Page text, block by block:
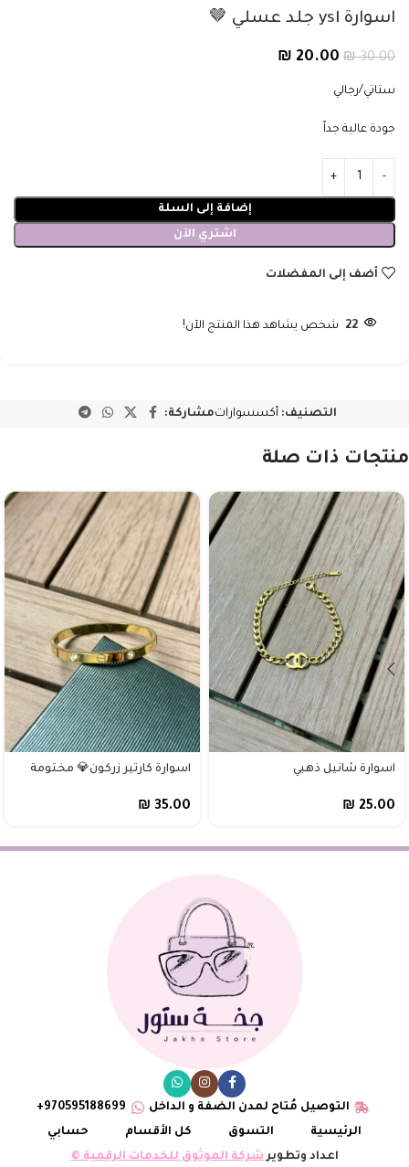
اسوارة ysl جلد عسلي 🤎
₪30.00
₪ 20.00
ستاتي/رجالي
جودة عالية جداً
إضافة إلى السلة
اشتري الآن
أضف إلى المفضلات
22 شخص يشاهد هذا المنتج الآن!
التصنيف: أكسسواراتمشاركة:
منتجات ذات صلة
اسوارة شانيل ذهبي
₪ 25.00
اسوارة كارتير زركون💎 مختومة
₪ 35.00
التوصيل مُتاح لمدن الضفة و الداخل
970595188699+
الرئيسية
التسوق كل الأقسام
حسابي
اعداد وتطويرشركة الموثوق للخدمات الرقمية ©